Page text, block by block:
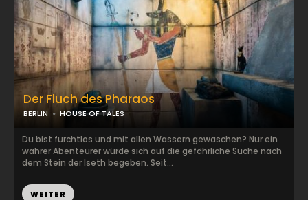
Der Fluch des Pharaos
BERLIN HOUSE OF TALES
Du bist furchtlos und mit allen Wassern gewaschen? Nur ein
wahrer Abenteurer würde sich auf die gefährliche Suche nach
dem Stein der Iseth begeben. Seit...
WEITER